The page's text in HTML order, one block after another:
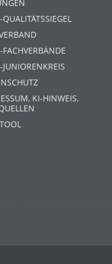
QUALITÄTSSIEGEL
FACHVERBÄNDE
JUNIORENKREIS
KI-HINWEIS,
die das